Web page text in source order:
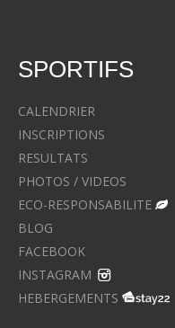
SPORTIFS
CALENDRIER
INSCRIPTIONS
RESULTATS
PHOTOS / VIDEOS
ECO-RESPONSABILITE
BLOG
FACEBOOK
INSTAGRAM
HEBERGEMENTS